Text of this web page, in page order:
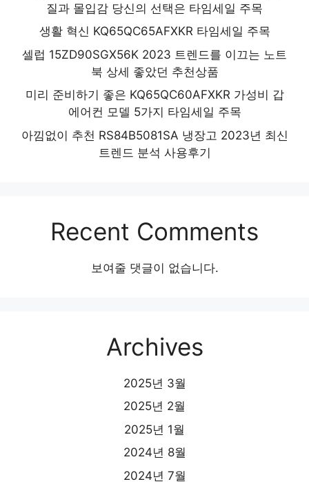
질과 몰입감 당신의 선택은 타임세일 주목
생활 혁신 KQ65QC65AFXKR 타임세일 주목
셀럽 15ZD90SGX56K 2023 트렌드를 이끄는 노트
북 상세 좋았던 추천상품
미리 준비하기 좋은 KQ65QC60AFXKR 가성비 갑
에어컨 모델 5가지 타임세일 주목
아낌없이 추천 RS84B5081SA 냉장고 2023년 최신
트렌드 분석 사용후기
Recent Comments
보여줄 댓글이 없습니다.
Archives
2025년 3월
2025년 2월
2025년 1월
2024년 8월
2024년 7월